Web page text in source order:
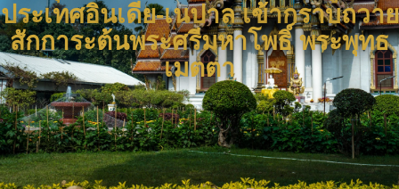
ประเทศอินเดีย-เนปาล เข้ากราบถวาย
สักการะต้นพระศรีมหาโพธิ์ พระพุทธ
เมตตา